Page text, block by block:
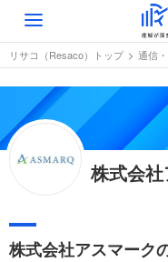
Toggle
navigation
リサコ（Resaco）トップ 通信
株式会社
株式会社アスマーク